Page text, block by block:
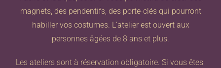
magnets, des pendentifs, des porte-clés qui pourront
habiller vos costumes. L’atelier est ouvert aux
personnes âgées de 8 ans et plus.
Les ateliers sont à réservation obligatoire. Si vous êtes